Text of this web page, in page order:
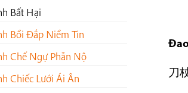
Bất Hại
Bồi Đắp Niềm Tin
Chế Ngự Phẫn Nộ
Chiếc Lưới Ái Ân
刀